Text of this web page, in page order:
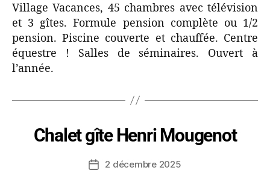
Village Vacances, 45 chambres avec télévision
et 3 gîtes. Formule pension complète ou 1/2
pension. Piscine couverte et chauffée. Centre
équestre ! Salles de séminaires. Ouvert à
l’année.
Chalet gîte Henri Mougenot
2 décembre 2025